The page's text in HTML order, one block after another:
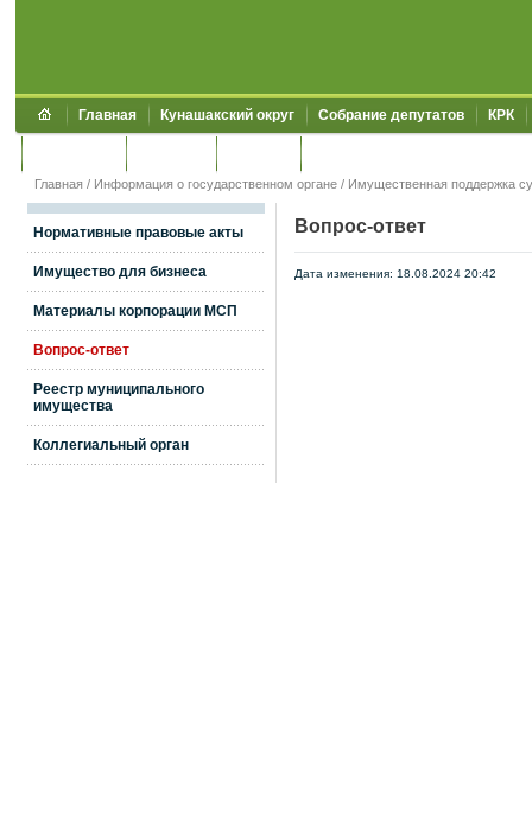
Главная Кунашакский округ Собрание депутатов КРК
Главная / Информация о государственном органе / Имущественная поддержка
Нормативные правовые акты
Имущество для бизнеса
Материалы корпорации МСП
Вопрос-ответ
Реестр муниципального
имущества
Коллегиальный орган
Вопрос-ответ
Дата изменения: 18.08.2024 20:42